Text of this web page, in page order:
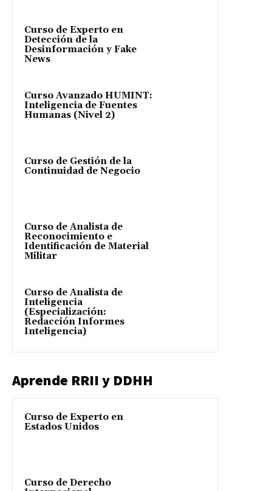
Curso de Experto en
Detección de la
Desinformación y Fake
News
Curso Avanzado HUMINT:
Inteligencia de Fuentes
Humanas (Nivel 2)
Curso de Gestión de la
Continuidad de Negocio
Curso de Analista de
Reconocimiento e
Identificación de Material
Militar
Curso de Analista de
Inteligencia
(Especialización:
Redacción Informes
Inteligencia)
Aprende RRII y DDHH
Curso de Experto en
Estados Unidos
Curso de Derecho